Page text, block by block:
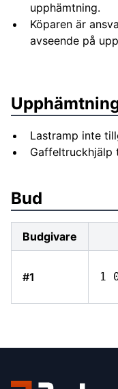
upphämtning.
Köparen är
avseende på
Lastramp inte
Gaffeltruckhjälp
Bud
Budgivare
#1 1